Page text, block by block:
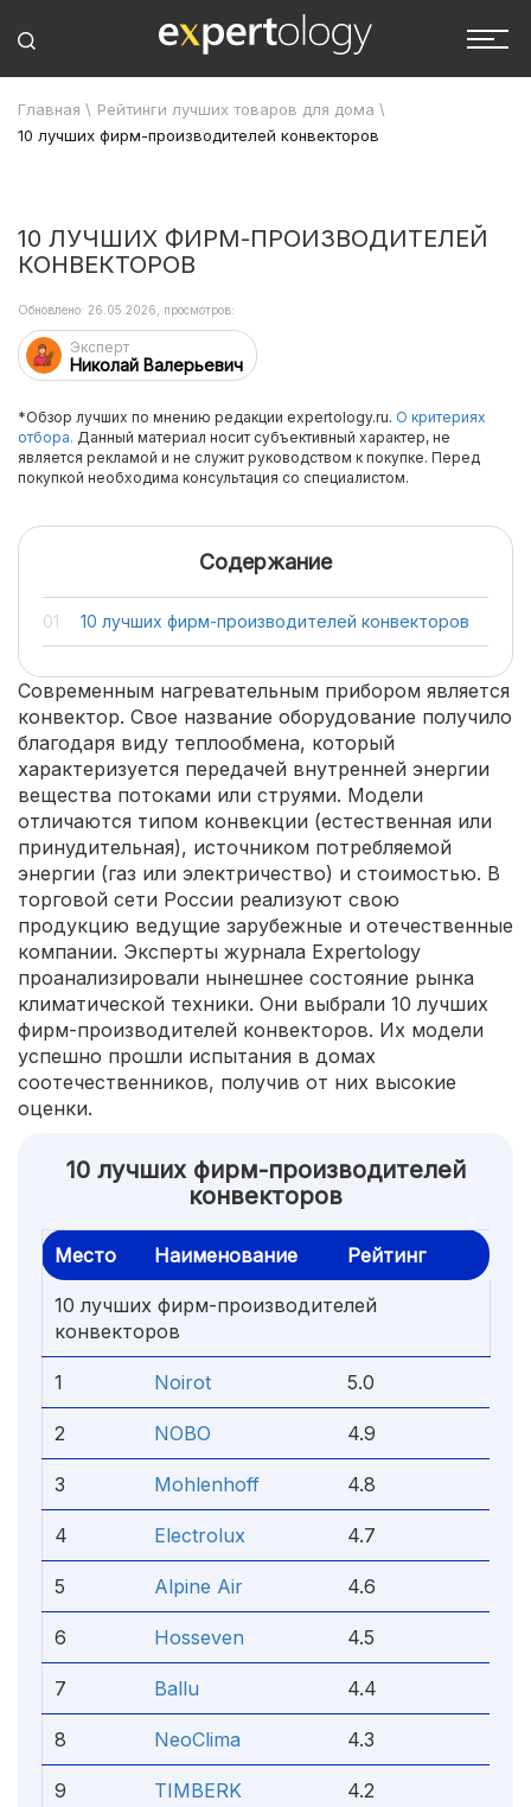
Главная \ Рейтинги лучших товаров для дома \
10 лучших фирм-производителей конвекторов
10 ЛУЧШИХ ФИРМ-ПРОИЗВОДИТЕЛЕЙ
КОНВЕКТОРОВ
Эксперт
Николай Валерьевич
Обновлено: 26.05.2026, просмотров:
*Обзор лучших по мнению редакции expertology.ru. О критериях
отбора. Данный материал носит субъективный характер, не
является рекламой и не служит руководством к покупке. Перед
покупкой необходима консультация со специалистом.
Содержание
10 лучших фирм-производителей конвекторов
Современным нагревательным прибором является
конвектор. Свое название оборудование получило
благодаря виду теплообмена, который
характеризуется передачей внутренней энергии
вещества потоками или струями. Модели
отличаются типом конвекции (естественная или
принудительная), источником потребляемой
энергии (газ или электричество) и стоимостью. В
торговой сети России реализуют свою
продукцию ведущие зарубежные и отечественные
компании. Эксперты журнала Expertology
проанализировали нынешнее состояние рынка
климатической техники. Они выбрали 10 лучших
фирм-производителей конвекторов. Их модели
успешно прошли испытания в домах
соотечественников, получив от них высокие
оценки.
10 лучших фирм-производителей
конвекторов
Место Наименование Рейтинг
10 лучших фирм-производителей
конвекторов
1 Noirot 5.0
2 NOBO 4.9
3 Mohlenhoff 4.8
4 Electrolux 4.7
5 Alpine Air 4.6
6 Hosseven 4.5
7 Ballu 4.4
8 NeoClima 4.3
9 TIMBERK 4.2